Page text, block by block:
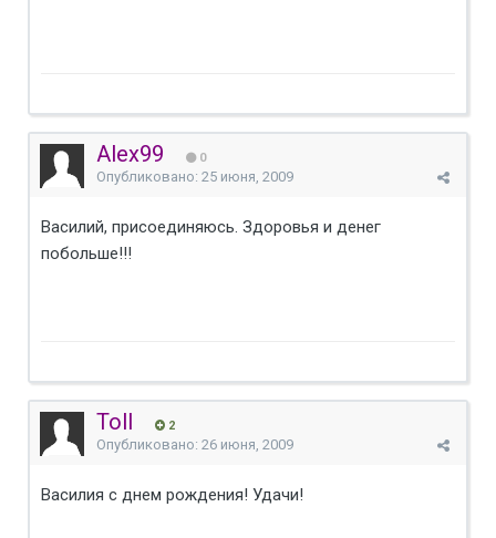
Alex99 0
Опубликовано: 25 июня, 2009
Василий, присоединяюсь. Здоровья и денег
побольше!!!
Toll 2
Опубликовано: 26 июня, 2009
Василия с днем рождения! Удачи!